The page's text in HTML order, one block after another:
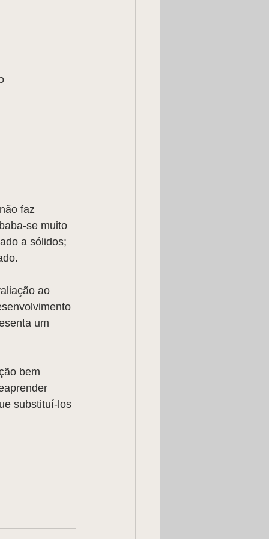
faz
se muito
a sólidos;
ao
um
bem
substituí-los